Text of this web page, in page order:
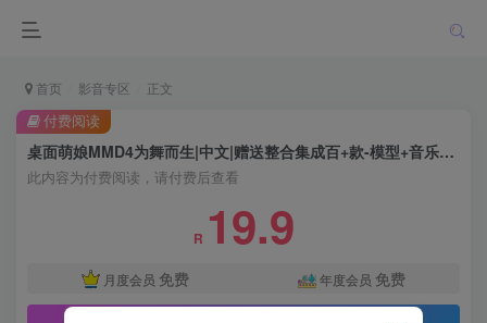
首页 影音专区 正文
桌面萌娘MMD4为舞而生|中文|赠送整合集成百+款-模型+音乐舞蹈|
此内容为付费阅读，请付费后查看
R 19.9
月度会员 免费 年度会员 免费
付费阅读